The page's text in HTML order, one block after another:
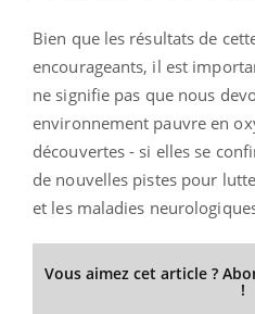
Bien que les résultats de
encourageants, il est
ne signifie pas que nous
environnement pauvre en
découvertes - si elles se
de nouvelles pistes pour
et les maladies
Vous aimez cet article ?
!